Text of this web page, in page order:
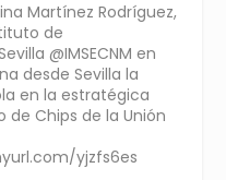
Martínez Rodríguez,
de
@IMSECNM en
desde Sevilla la
en la estratégica
de Chips de la Unión
yjzfs6es